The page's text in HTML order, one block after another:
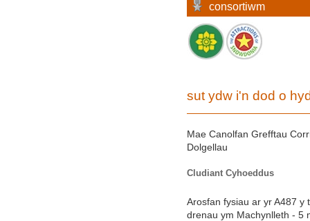
consortiwm
sut ydw i'n dod o
Mae Canolfan Grefftau
Dolgellau
Cludiant Cyhoeddus
Arosfan fysiau ar yr A487 y
drenau ym Machynlleth - 5